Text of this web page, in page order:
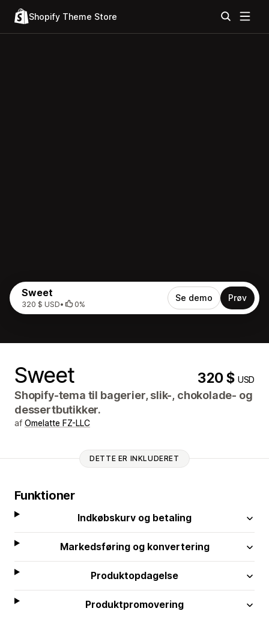
Shopify Theme Store
Sweet
320 $ USD• 0%
Se demo Prøv
Sweet 320 $USD
Shopify-tema til bagerier, slik-, chokolade- og
dessertbutikker.
af Omelatte FZ-LLC
DETTE ER INKLUDERET
Funktioner
Indkøbskurv og betaling
Markedsføring og konvertering
Produktopdagelse
Produktpromovering